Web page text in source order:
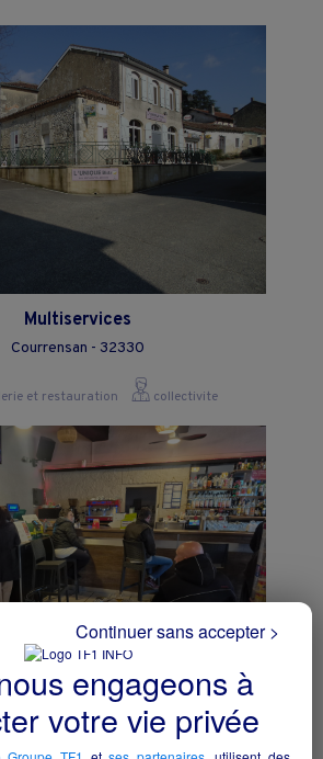
Multiservices
Courrensan - 32330
et restauration collectivite
Bar Pmu Fdj
lès-Béziers - 34370
engageons à
votre vie privée
Continuer sans accepter >